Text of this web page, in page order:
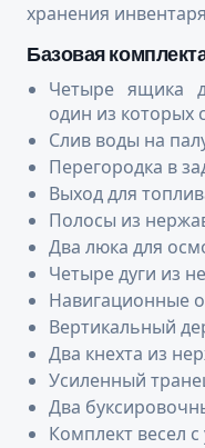
хранения
Базовая
Четыре ящика
один из которых
Слив воды на
Перегородка в
Выход для
Полосы из
Два люка для
Четыре дуги из
Навигационные
Вертикальный
Два кнехта из
Усиленный
Два
Комплект весел